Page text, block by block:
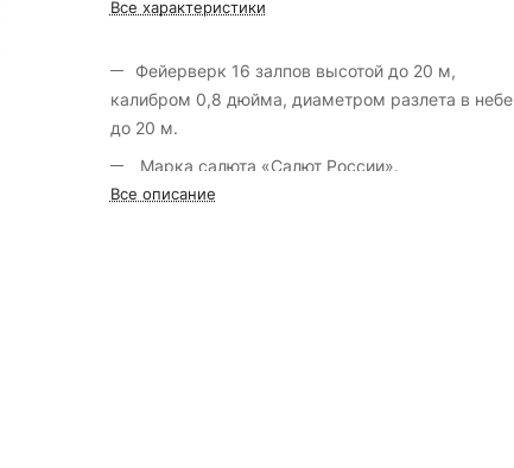
Все характеристики
Фейерверк 16 залпов высотой до 20 м,
калибром 0,8 дюйма, диаметром разлета в небе
до 20 м.
Марка салюта «Салют России».
Все описание